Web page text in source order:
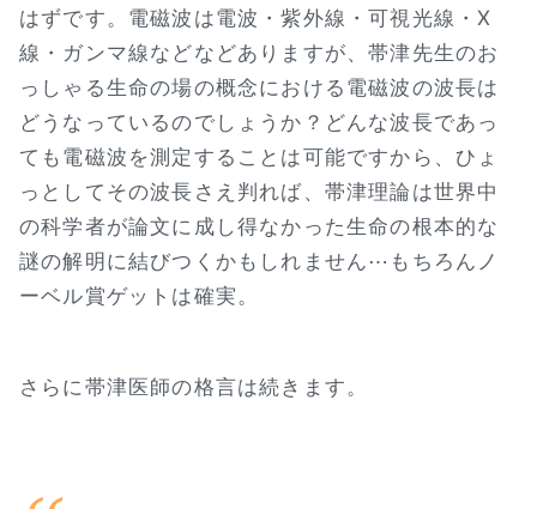
はずです。電磁波は電波・紫外線・可視光線・X
線・ガンマ線などなどありますが、帯津先生のお
っしゃる生命の場の概念における電磁波の波長は
どうなっているのでしょうか？どんな波長であっ
ても電磁波を測定することは可能ですから、ひょ
っとしてその波長さえ判れば、帯津理論は世界中
の科学者が論文に成し得なかった生命の根本的な
謎の解明に結びつくかもしれません⋯もちろんノ
ーベル賞ゲットは確実。
さらに帯津医師の格言は続きます。